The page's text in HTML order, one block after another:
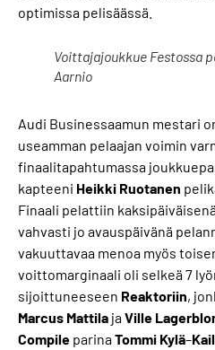
optimissa pelisäässä.
Voittajajoukkue Festossa
Aarnio
Audi Businessaamun mestari
useamman pelaajan voimin
finaalitapahtumassa
kapteeni Heikki Ruotanen
Finaali pelattiin
vahvasti jo avauspäivänä
vakuuttavaa menoa myös
voittomarginaali oli selkeä 7
sijoittuneeseen Reaktoriin,
Marcus Mattila jaVille
Compile parinaTommi Kylä–